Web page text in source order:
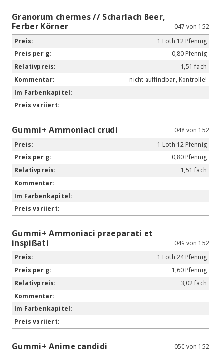
Granorum chermes // Scharlach Beer,
Ferber Körner
047 von 152
1 Loth 12 Pfennig
0,80 Pfennig
1,51 fach
nicht auffindbar, Kontrolle!
Gummi+ Ammoniaci crudi
048 von 152
1 Loth 12 Pfennig
0,80 Pfennig
1,51 fach
Gummi+ Ammoniaci praeparati et
inspißati
049 von 152
1 Loth 24 Pfennig
1,60 Pfennig
3,02 fach
Gummi+ Anime candidi
050 von 152